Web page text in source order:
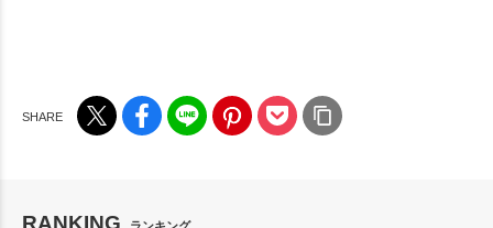
RANKING